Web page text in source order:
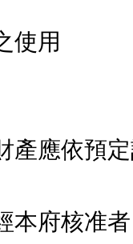
用
應依預定
本府核准